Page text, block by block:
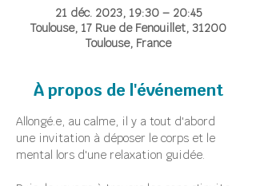
21 déc. 2023, 19:30 – 20:45
Toulouse, 17 Rue de Fenouillet, 31200
Toulouse, France
À propos de l'événement
Allongé.e, au calme, il y a tout d'abord
une invitation à déposer le corps et le
mental lors d'une relaxation guidée.